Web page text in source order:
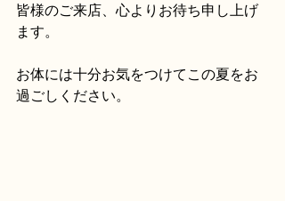
皆様のご来店、心よりお待ち申し上げ
ます。
お体には十分お気をつけてこの夏をお
過ごしください。